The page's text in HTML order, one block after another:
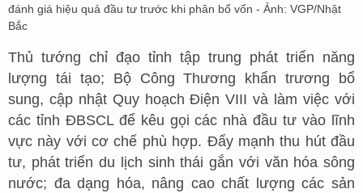
đánh giá hiệu quả đầu tư trước khi phân bổ vốn - Ảnh: VGP/Nhật
Bắc
Thủ tướng chỉ đạo tỉnh tập trung phát triển năng
lượng tái tạo; Bộ Công Thương khẩn trương bổ
sung, cập nhật Quy hoạch Điện VIII và làm việc với
các tỉnh ĐBSCL để kêu gọi các nhà đầu tư vào lĩnh
vực này với cơ chế phù hợp. Đẩy mạnh thu hút đầu
tư, phát triển du lịch sinh thái gắn với văn hóa sông
nước; đa dạng hóa, nâng cao chất lượng các sản